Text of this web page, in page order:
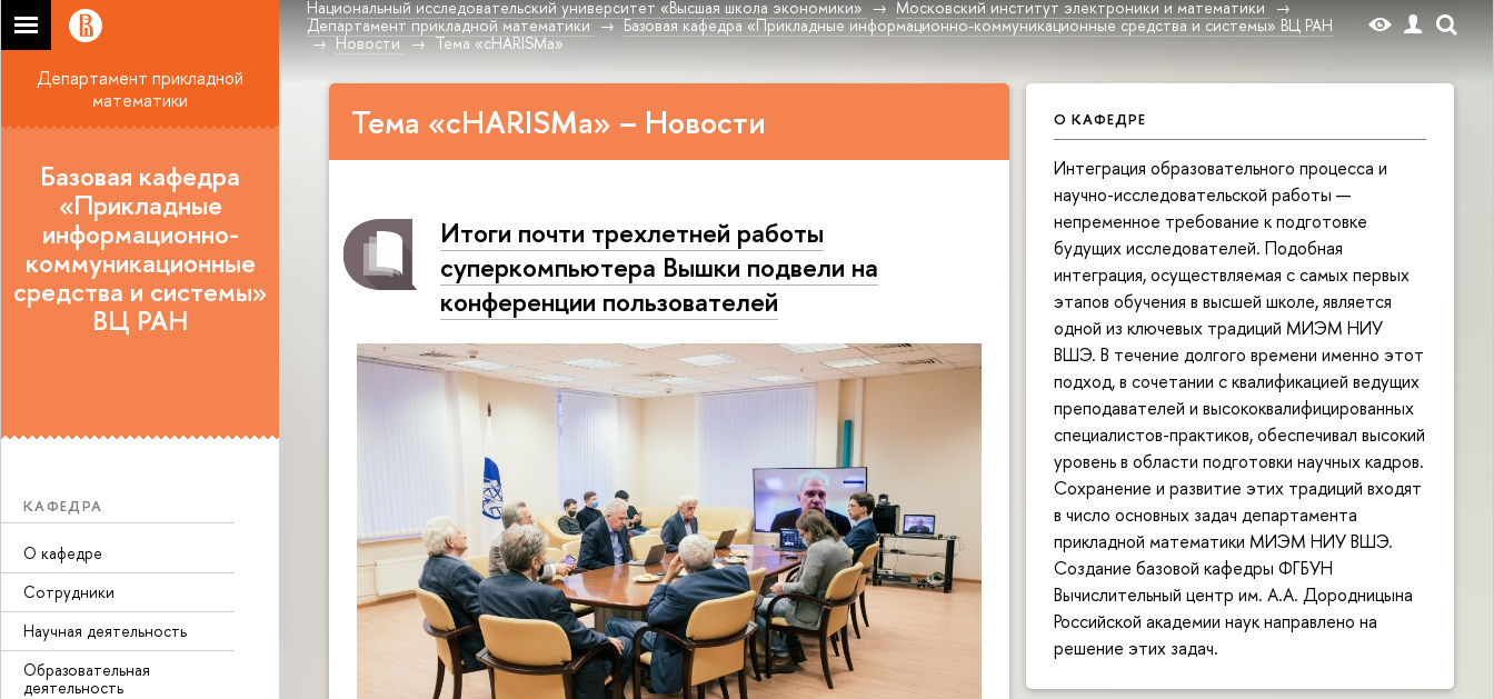
Национальный исследовательский университет «Высшая школа экономики»
Московский институт электроники и математики
Департамент прикладной математики
Базовая кафедра «Прикладные информационно-коммуникационные средства и системы» ВЦ РАН
Новости
Тема «cHARISMa»
Департамент прикладной
математики
Базовая кафедра
«Прикладные
информационно-
коммуникационные
средства и системы»
ВЦ РАН
КАФЕДРА
О кафедре
Сотрудники
Научная деятельность
Образовательная
деятельность
О КАФЕДРЕ
Интеграция образовательного процесса и
научно-исследовательской работы —
непременное требование к подготовке
будущих исследователей. Подобная
интеграция, осуществляемая с самых первых
этапов обучения в высшей школе, является
одной из ключевых традиций МИЭМ НИУ
ВШЭ. В течение долгого времени именно этот
подход, в сочетании с квалификацией ведущих
преподавателей и высококвалифицированных
специалистов-практиков, обеспечивал высокий
уровень в области подготовки научных кадров.
Сохранение и развитие этих традиций входят
в число основных задач департамента
прикладной математики МИЭМ НИУ ВШЭ.
Создание базовой кафедры ФГБУН
Вычислительный центр им. А.А. Дородницына
Российской академии наук направлено на
решение этих задач.
Тема «cHARISMa» – Новости
Итоги почти трехлетней работы
суперкомпьютера Вышки подвели на
конференции пользователей